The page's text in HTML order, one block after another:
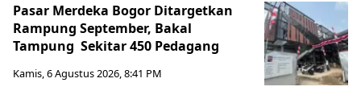
Pasar Merdeka Bogor Ditargetkan
Rampung September, Bakal
Tampung Sekitar 450 Pedagang
Kamis, 6 Agustus 2026, 8:41 PM